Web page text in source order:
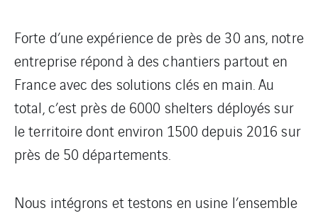
Forte d’une expérience de près de 30 ans, notre
entreprise répond à des chantiers partout en
France avec des solutions clés en main. Au
total, c’est près de 6000 shelters déployés sur
le territoire dont environ 1500 depuis 2016 sur
près de 50 départements.
Nous intégrons et testons en usine l’ensemble